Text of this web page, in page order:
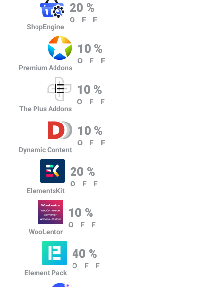
ShopEngine
20 %
OFF
Premium Addons
10 %
OFF
The Plus Addons
10 %
OFF
Dynamic Content
10 %
OFF
ElementsKit
20 %
OFF
WooLentor
10 %
OFF
Element Pack
40 %
OFF